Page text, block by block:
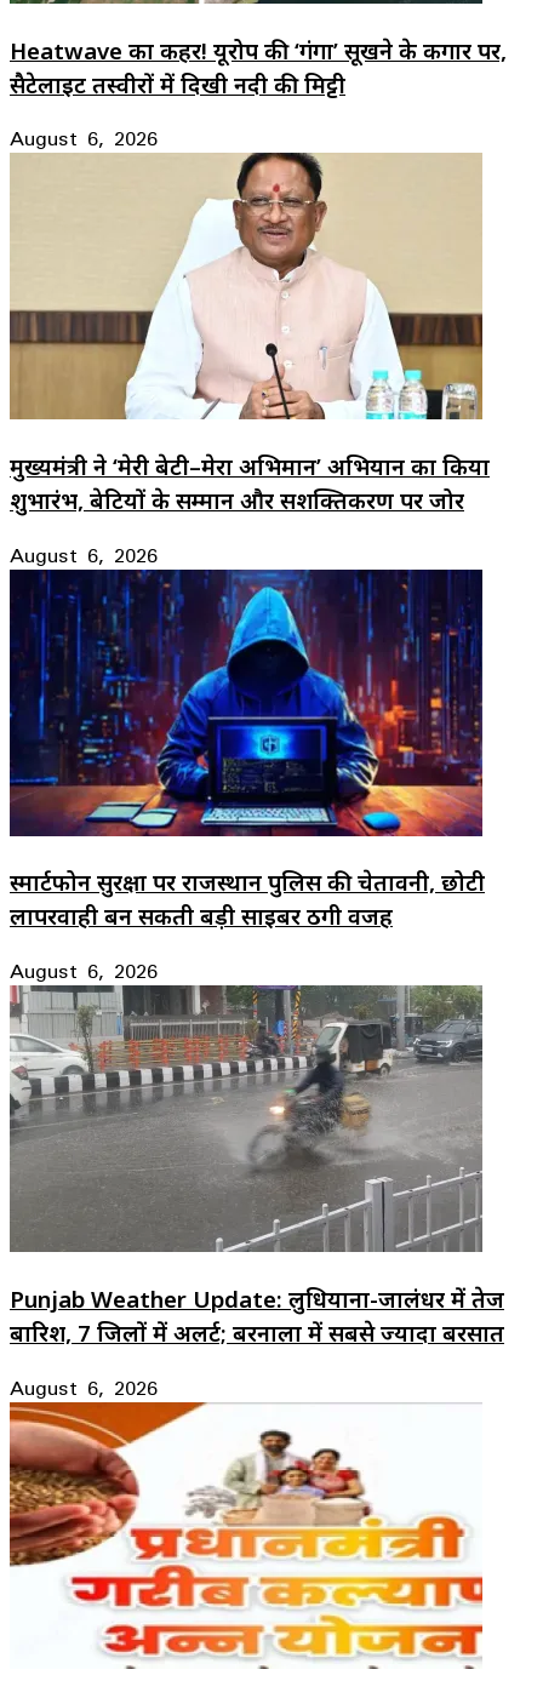
Heatwave का कहर! यूरोप की ‘गंगा’ सूखने के कगार पर,
सैटेलाइट तस्वीरों में दिखी नदी की मिट्टी
August 6, 2026
मुख्यमंत्री ने ‘मेरी बेटी–मेरा अभिमान’ अभियान का किया
शुभारंभ, बेटियों के सम्मान और सशक्तिकरण पर जोर
August 6, 2026
स्मार्टफोन सुरक्षा पर राजस्थान पुलिस की चेतावनी, छोटी
लापरवाही बन सकती बड़ी साइबर ठगी वजह
August 6, 2026
Punjab Weather Update: लुधियाना-जालंधर में तेज
बारिश, 7 जिलों में अलर्ट; बरनाला में सबसे ज्यादा बरसात
August 6, 2026